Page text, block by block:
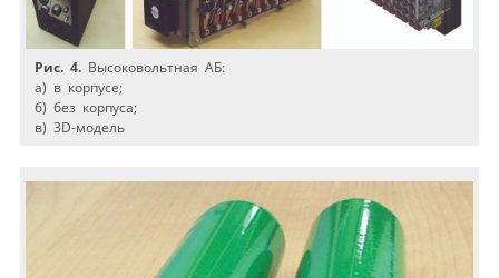
Рис. 4. Высоковольтная АБ:
а) в корпусе;
б) без корпуса;
в) 3D-модель